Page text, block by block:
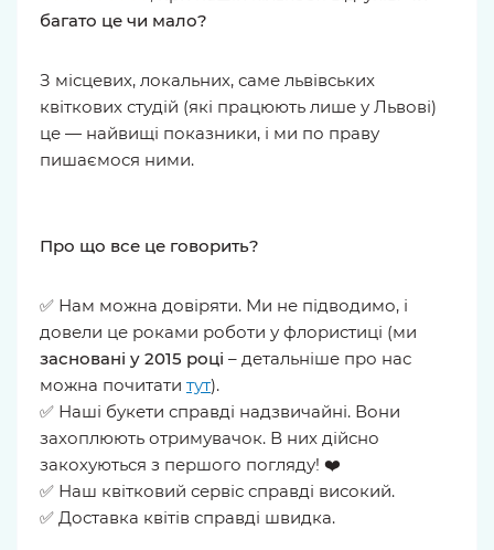
багато це чи мало?
З місцевих, локальних, саме львівських
квіткових студій (які працюють лише у Львові)
це — найвищі показники, і ми по праву
пишаємося ними.
Про що все це говорить?
✅ Нам можна довіряти. Ми не підводимо, і
довели це роками роботи у флористиці (ми
засновані у 2015 році – детальніше про нас
можна почитати тут).
✅ Наші букети справді надзвичайні. Вони
захоплюють отримувачок. В них дійсно
закохуються з першого погляду! ❤️
✅ Наш квітковий сервіс справді високий.
✅ Доставка квітів справді швидка.